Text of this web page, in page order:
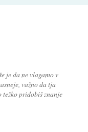
je da ne vlagamo v
važno da tja
pridobiš znanje